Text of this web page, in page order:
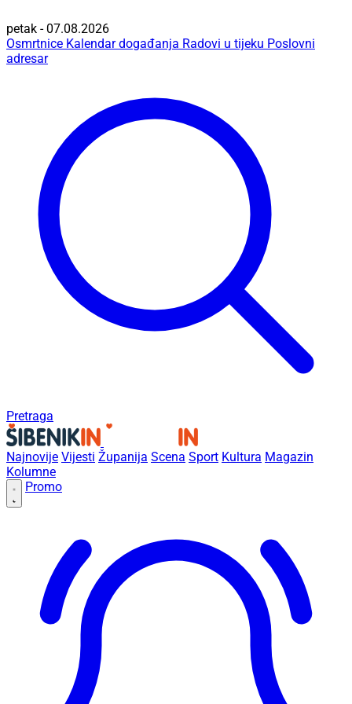
petak - 07.08.2026
Osmrtnice Kalendar događanja Radovi u tijeku Poslovni
adresar
Pretraga
Najnovije Vijesti Županija Scena Sport Kultura Magazin
Kolumne
Promo